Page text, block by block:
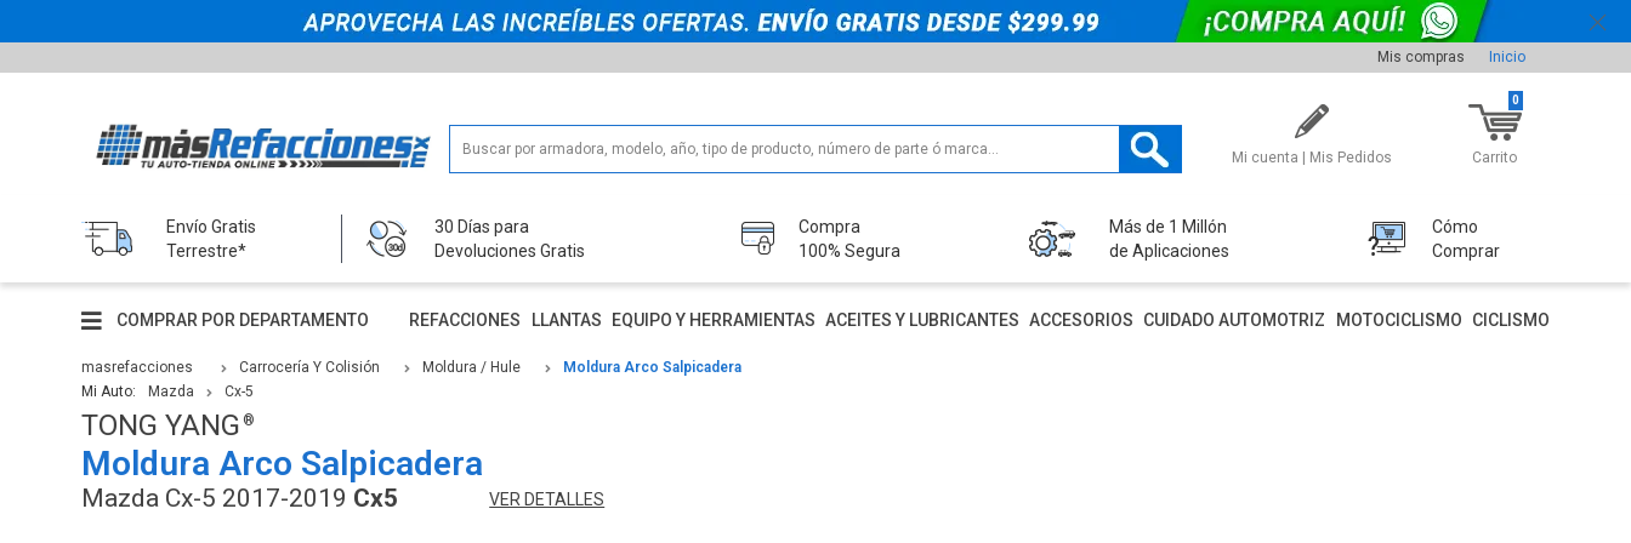
Mis compras Inicio
Mi cuenta | Mis Pedidos Carrito
0
Envío Gratis
Terrestre*
30 Días para
Devoluciones Gratis
Compra
100% Segura
Más de 1 Millón
de Aplicaciones
Cómo
Comprar
COMPRAR POR DEPARTAMENTO REFACCIONES LLANTAS EQUIPO Y HERRAMIENTAS ACEITES Y LUBRICANTES ACCESORIOS CUIDADO AUTOMOTRIZ MOTOCICLISMO CICLISMO
masrefacciones Carrocería Y Colisión Moldura / Hule
Moldura Arco Salpicadera
Mi Auto:
Mazda Cx-5
TONG YANG
Moldura Arco Salpicadera
Mazda Cx-5 2017-2019 Cx5 VER DETALLES